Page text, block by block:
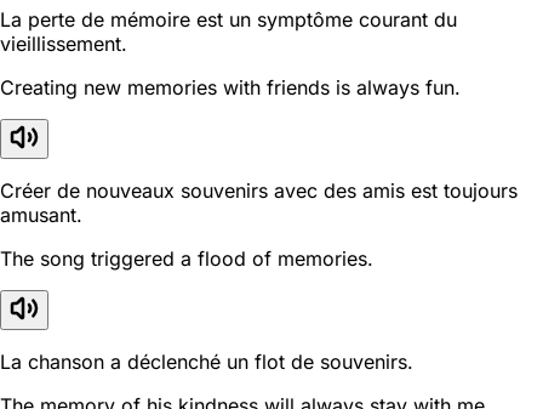
La perte de mémoire est un symptôme courant du
vieillissement.
Creating new memories with friends is always fun.
Créer de nouveaux souvenirs avec des amis est toujours
amusant.
The song triggered a flood of memories.
La chanson a déclenché un flot de souvenirs.